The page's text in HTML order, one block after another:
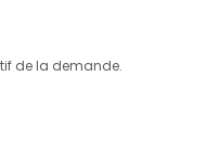
de la demande.